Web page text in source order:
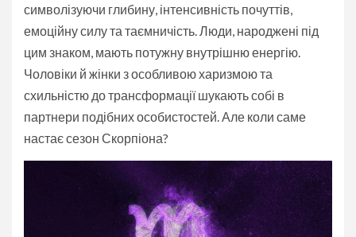
символізуючи глибину, інтенсивність почуттів,
емоційну силу та таємничість. Люди, народжені під
цим знаком, мають потужну внутрішню енергію.
Чоловіки й жінки з особливою харизмою та
схильністю до трансформації шукають собі в
партнери подібних особистостей. Але коли саме
настає сезон Скорпіона?